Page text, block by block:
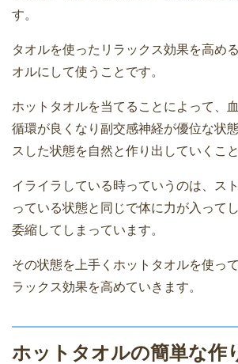
す。
タオルを使ったリラックス効果を高め
オルにして使うことです。
ホットタオルを当てることによって、
循環が良くなり副交感神経が優位な状
スした状態を自然と作り出していくこ
イライラしている時っていうのは、ス
っている状態と同じで体に力が入って
委縮してしまっています。
その状態を上手くホットタオルを使っ
ラックス効果を高めていきます。
ホットタオルの簡単な作